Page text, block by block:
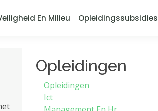
En Milieu Opleidingssubsidies
Opleidingen
Opleidingen
Ict